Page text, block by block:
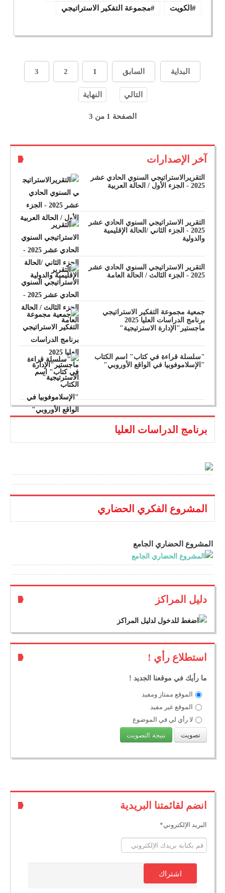
الكويت
مجموعة التفكير الاستراتيجي
البداية السابق 1
2
3
التالي النهاية
الصفحة 1 من 3
آخر الإصدارات
التقريرالاستراتيجي السنوي الحادي عشر
2025 - الجزء الأول / الحالة العربية
التقرير الاستراتيجي السنوي الحادي عشر
2025 - الجزء الثاني /الحالة الإقليمية
والدولية
التقرير الاستراتيجي السنوي الحادي عشر
2025 - الجزء الثالث / الحالة العامة
جمعية مجموعة التفكير الاستراتيجي
برنامج الدراسات العليا 2025
ماجستير"الإدارة الاسترتيجية"
"سلسلة قراءة في كتاب" اسم الكتاب
"الإسلاموفوبيا في الواقع الأوروبي"
برنامج الدراسات العليا
المشروع الفكري الحضاري
المشروع الحضاري الجامع
دليل المراكز
استطلاع رأي !
ما رأيك في موقعنا الجديد !
الموقع ممتاز ومفيد
الموقع غير مفيد
لا رأي لي في الموضوع
انضم لقائمتنا البريدية
البريد الإلكتروني*
اشتراك